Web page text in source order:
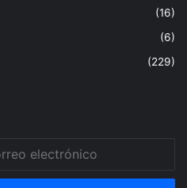
(16)
(6)
(229)